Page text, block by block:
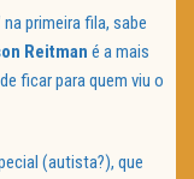
primeira fila, sabe
Reitman é a mais
ficar para quem viu o
(autista?), que